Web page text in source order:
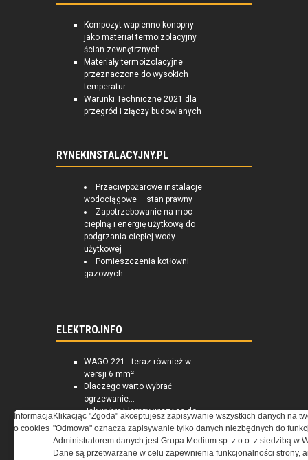
Kompozyt wapienno-konopny
jako materiał termoizolacyjny
ścian zewnętrznych
Materiały termoizolacyjne
przeznaczone do wysokich
temperatur -...
Warunki Techniczne 2021 dla
przegród i złączy budowlanych
RYNEKINSTALACYJNY.PL
Przeciwpożarowe instalacje
wodociągowe – stan prawny
Zapotrzebowanie na moc
cieplną i energię użytkową do
podgrzania ciepłej wody
użytkowej
Pomieszczenia kotłowni
gazowych
ELEKTRO.INFO
WAGO 221 - teraz również w
wersji 6 mm²
Dlaczego warto wybrać
ogrzewanie...
Jak wybrać lampy wiszące do
domu?
Informacja
o cookies
Klikacjąc "Zgoda" akceptujesz zapisywanie wszystkich danych na
"Odmowa" oznacza zapisywanie tylko danych niezbędnych do
Administratorem danych jest Grupa Medium sp. z o.o. z siedzibą w
Dane są przetwarzane w celu zapewnienia funkcjonalności strony,